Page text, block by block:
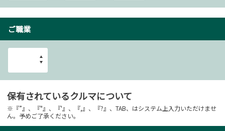
ご職業
保有されているクルマについて
※『”』、『"』、『'』、『,』、『?』、TAB、はシステム上入力いただけませ
ん。予めご了承ください。